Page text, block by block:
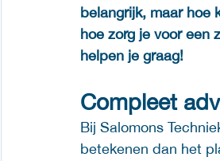
belangrijk, maar hoe
hoe zorg je voor een
helpen je graag!
Compleet
Bij Salomons
betekenen dan het